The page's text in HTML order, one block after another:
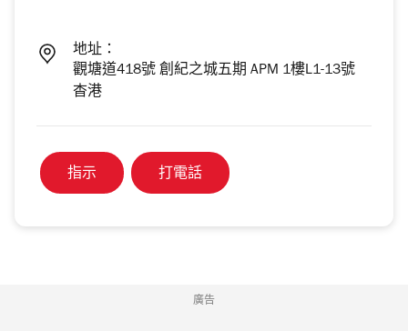
地址：
觀塘道418號 創紀之城五期 APM 1樓L1-13號
杳港
指示 打電話
廣告